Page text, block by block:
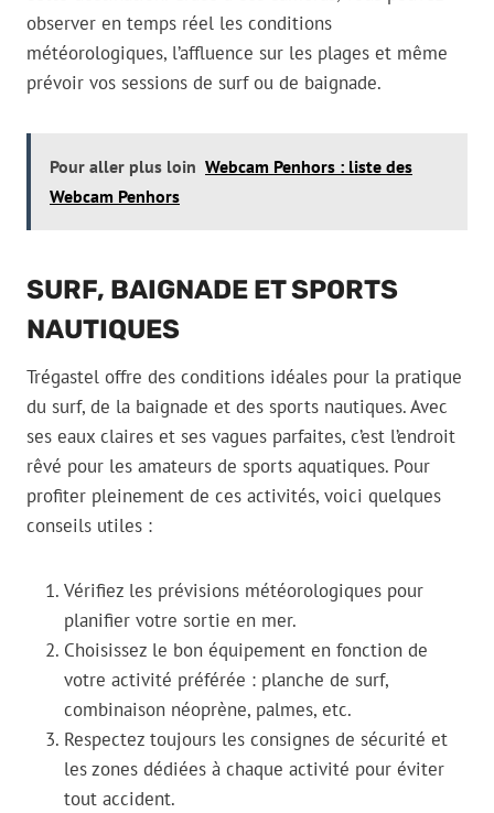
observer en temps réel les conditions
météorologiques, l’affluence sur les plages et même
prévoir vos sessions de surf ou de baignade.
Pour aller plus loin Webcam Penhors : liste des
Webcam Penhors
SURF, BAIGNADE ET SPORTS
NAUTIQUES
Trégastel offre des conditions idéales pour la pratique
du surf, de la baignade et des sports nautiques. Avec
ses eaux claires et ses vagues parfaites, c’est l’endroit
rêvé pour les amateurs de sports aquatiques. Pour
profiter pleinement de ces activités, voici quelques
conseils utiles :
Vérifiez les prévisions météorologiques pour
planifier votre sortie en mer.
Choisissez le bon équipement en fonction de
votre activité préférée : planche de surf,
combinaison néoprène, palmes, etc.
Respectez toujours les consignes de sécurité et
les zones dédiées à chaque activité pour éviter
tout accident.